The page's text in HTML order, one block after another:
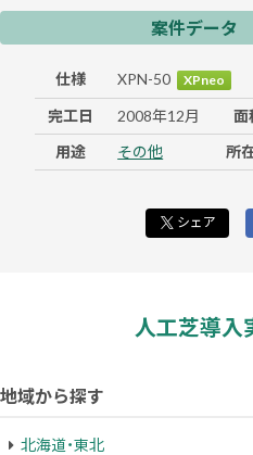
案件データ
仕様 XPN-50 XPneo
完工日 2008年12月 面
用途
その他 所
シェア
人工芝導入
地域から探す
北海道・東北